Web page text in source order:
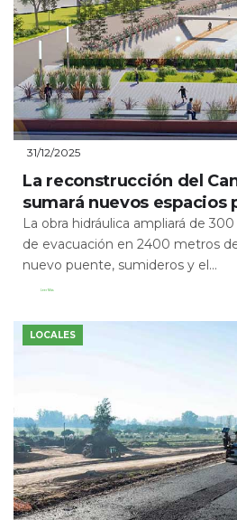
31/12/2025
La reconstrucción del
sumará nuevos espacios
La obra hidráulica ampliará de
de evacuación en 2400 metros
nuevo puente, sumideros y el...
Leer Más
LOCALES